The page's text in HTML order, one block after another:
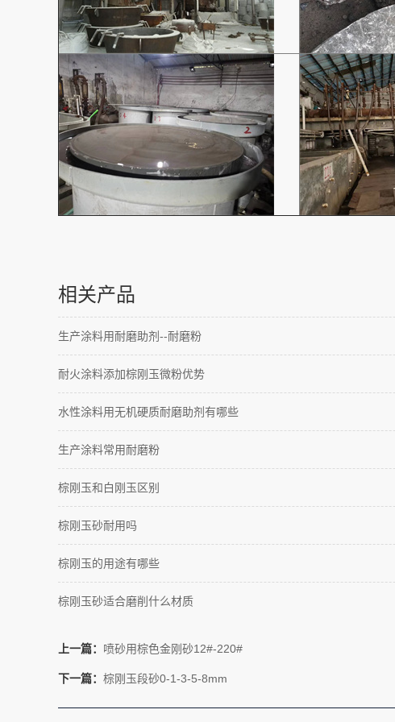
相关产品
生产涂料用耐磨助剂--耐磨粉
耐火涂料添加棕刚玉微粉优势
水性涂料用无机硬质耐磨助剂有哪些
生产涂料常用耐磨粉
棕刚玉和白刚玉区别
棕刚玉砂耐用吗
棕刚玉的用途有哪些
棕刚玉砂适合磨削什么材质
上一篇： 喷砂用棕色金刚砂12#-220#
下一篇： 棕刚玉段砂0-1-3-5-8mm